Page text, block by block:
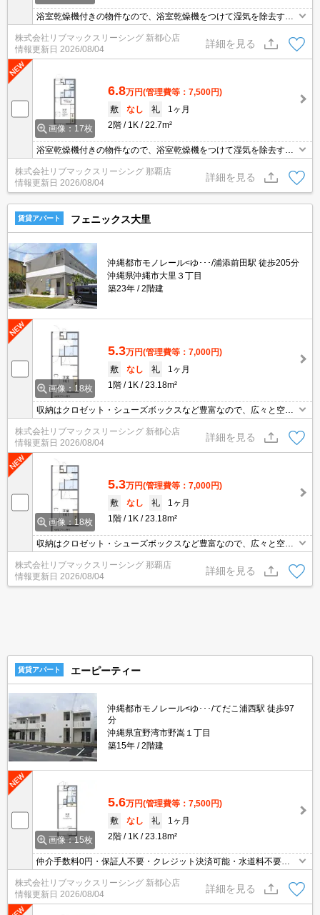
浴室乾燥機付きの物件なので、浴室乾燥機をつけて湿気を除去すれ
ばカビの発生を予防できます。宅配ボックスは在宅・不在問わずに
利用できるので、日中家にいない方や家でもリモートワークなどで
仕事に集中したい方に人気の設備です。収納はクロゼット・シュー
ズボックスなどが備え付けられているので、衣類や日用品の収納に
株式会社リブマックスリーシング 新都心店
情報更新日 2026/08/04
詳細を見る
画像：17枚
6.8万円(管理費等：7,500円)
敷
なし 礼
1ヶ月
2階
1K 22.7m²
浴室乾燥機付きの物件なので、浴室乾燥機をつけて湿気を除去すれ
ばカビの発生を予防できます。宅配ボックスは在宅・不在問わずに
利用できるので、日中家にいない方や家でもリモートワークなどで
仕事に集中したい方に人気の設備です。収納はクロゼット・シュー
ズボックスなどが備え付けられているので、衣類や日用品の収納に
重宝します。
株式会社リブマックスリーシング 那覇店
情報更新日 2026/08/04
詳細を見る
賃貸アパート フェニックス大里
沖縄都市モノレール<ゆ･･･/浦添前田駅 徒歩205分
沖縄県沖縄市大里３丁目
築23年
2階建
画像：18枚
5.3万円(管理費等：7,000円)
敷
なし 礼
1ヶ月
1階
1K 23.18m²
収納はクロゼット・シューズボックスなど豊富なので、広々と空間
を利用することも可能です。共用部には宅配ボックスが備え付けら
れているため、対面で荷物を受け取る必要が無くなります。浴室乾
燥機付き物件ならば、日中でなくても洗濯物を干せるので日中は忙
しいという人にもおすすめです。こちらの物件は家賃4.6万円です。
株式会社リブマックスリーシング 新都心店
情報更新日 2026/08/04
詳細を見る
画像：18枚
5.3万円(管理費等：7,000円)
敷
なし 礼
1ヶ月
1階
1K 23.18m²
収納はクロゼット・シューズボックスなど豊富なので、広々と空間
を利用することも可能です。共用部には宅配ボックスが備え付けら
れているため、対面で荷物を受け取る必要が無くなります。浴室乾
燥機付き物件ならば、日中でなくても洗濯物を干せるので日中は忙
しいという人にもおすすめです。こちらの物件は家賃4.6万円です。
株式会社リブマックスリーシング 那覇店
情報更新日 2026/08/04
詳細を見る
賃貸アパート エーピーティー
沖縄都市モノレール<ゆ･･･/てだこ浦西駅 徒歩97
分
沖縄県宜野湾市野嵩１丁目
築15年
2階建
画像：15枚
5.6万円(管理費等：7,500円)
敷
なし 礼
1ヶ月
2階
1K 23.18m²
仲介手数料0円・保証人不要・クレジット決済可能・水道料不要・
人気の家具家電付き物件です(^^)/
株式会社リブマックスリーシング 新都心店
情報更新日 2026/08/04
詳細を見る